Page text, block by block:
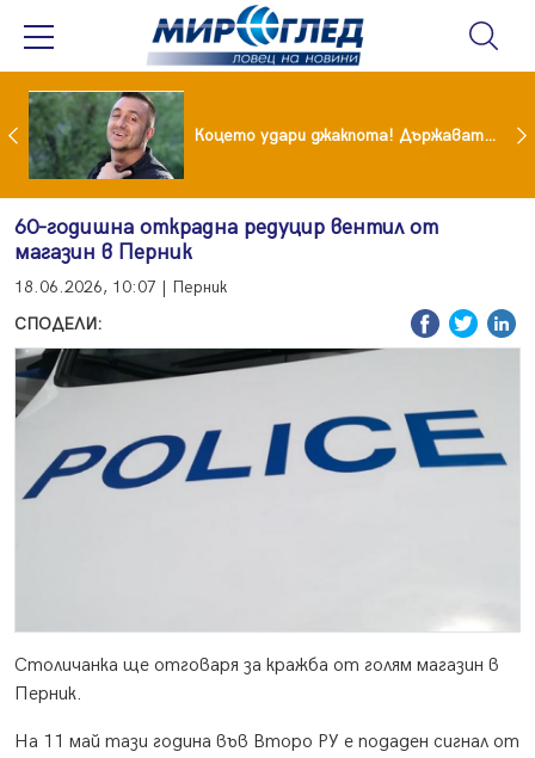
Тишина преди бурята! Защо Саня Армутлиева продължава да мълчи за раздялата с Дара? Коцето удари джакпота! Държавата му плаща 95 000 евро
60-годишна открадна редуцир вентил от
магазин в Перник
18.06.2026, 10:07 | Перник
СПОДЕЛИ:
Столичанка ще отговаря за кражба от голям магазин в
Перник.
На 11 май тази година във Второ РУ е подаден сигнал от